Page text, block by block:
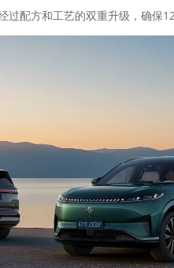
过配方和工艺的双重升级，确保